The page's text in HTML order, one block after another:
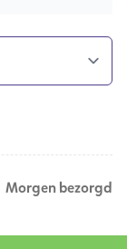
Morgen bezorgd